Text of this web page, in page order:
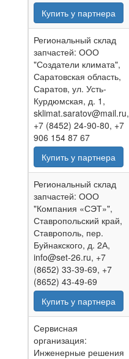
Купить у партнера
Региональный склад
запчастей: ООО
"Создатели климата",
Саратовская область,
Саратов, ул. Усть-
Курдюмская, д. 1,
sklimat.saratov@mail.ru,
+7 (8452) 24-90-80, +7
906 154 87 67
Купить у партнера
Региональный склад
запчастей: ООО
"Компания «СЭТ»",
Ставропольский край,
Ставрополь, пер.
Буйнакского, д. 2А,
info@set-26.ru, +7
(8652) 33-39-69, +7
(8652) 43-49-69
Купить у партнера
Сервисная
организация:
Инженерные решения